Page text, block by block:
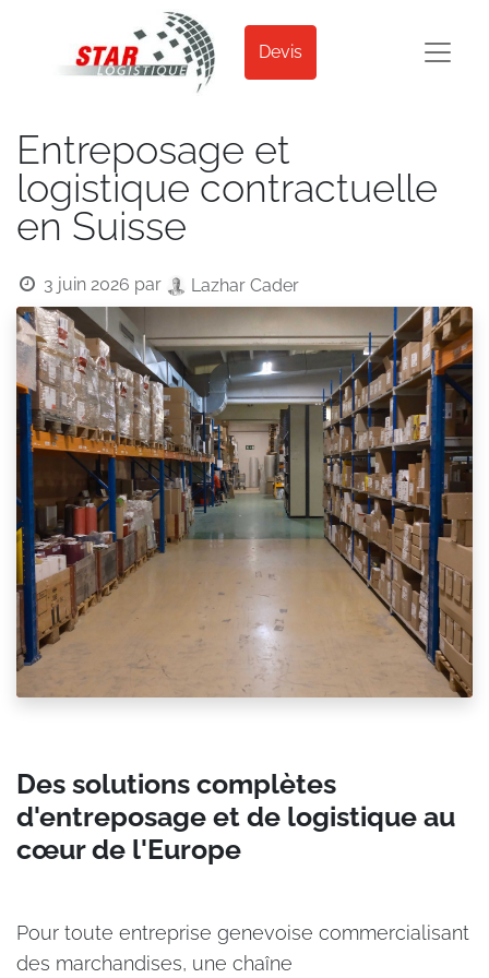
Devis
Entreposage et
logistique contractuelle
en Suisse
3 juin 2026 par Lazhar Cader
Des solutions complètes
d'entreposage et de logistique au
cœur de l'Europe
Pour toute entreprise genevoise commercialisant
des marchandises, une chaîne